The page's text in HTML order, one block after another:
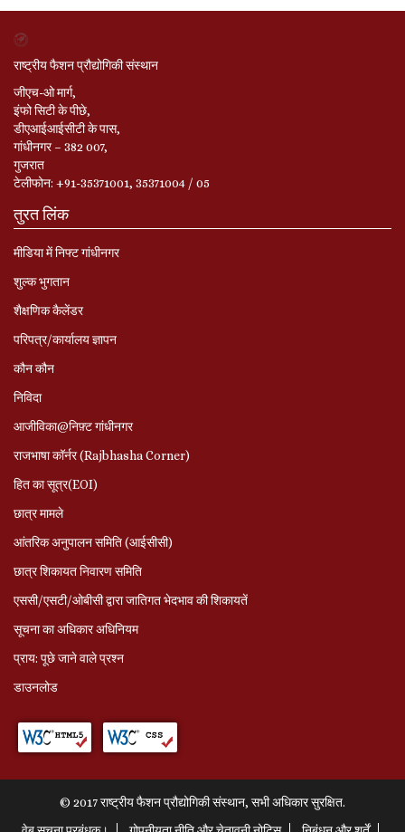
राष्ट्रीय फैशन प्रौद्योगिकी संस्थान
जीएच-ओ मार्ग,
इंफो सिटी के पीछे,
डीएआईआईसीटी के पास,
गांधीनगर – 382 007,
गुजरात
टेलीफोन: +91-35371001, 35371004 / 05
तुरत लिंक
मीडिया में निफ्ट गांधीनगर
शुल्क भुगतान
शैक्षणिक कैलेंडर
परिपत्र/कार्यालय ज्ञापन
कौन कौन
निविदा
आजीविका@निफ़्ट गांधीनगर
राजभाषा कॉर्नर (Rajbhasha Corner)
हित का सूत्र(EOI)
छात्र मामले
आंतरिक अनुपालन समिति (आईसीसी)
छात्र शिकायत निवारण समिति
एससी/एसटी/ओबीसी द्वारा जातिगत भेदभाव की शिकायतें
सूचना का अधिकार अधिनियम
प्राय: पूछे जाने वाले प्रश्‍न
डाउनलोड
© 2017 राष्ट्रीय फैशन प्रौद्योगिकी संस्थान, सभी अधिकार सुरक्षित.